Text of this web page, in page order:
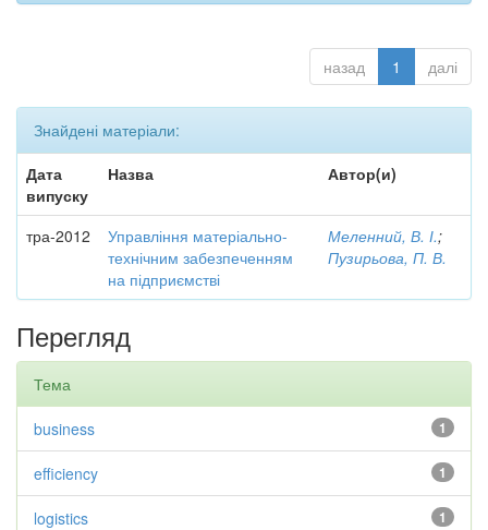
назад 1 далі
Знайдені матеріали:
Дата
випуску
Назва Автор(и)
тра-2012
Управління матеріально-
технічним забезпеченням
на підприємстві
Меленний, В. І.;
Пузирьова, П. В.
Перегляд
Тема
1
business
1
efficiency
1
logistics